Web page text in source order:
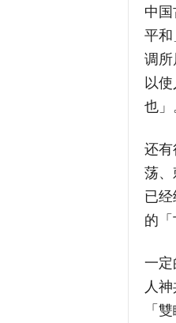
中
平和
调所
以
也」
还有
荡、
已
的
一定
人
「